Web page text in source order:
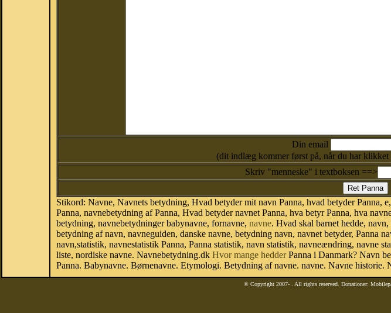
Din email
(dit indlæg kommer først på, når du har
Skriv "menneske" i textboksen ==>
Stikord: Navne, Navnets betydning, Hvad betyder mit navn Panna, hvad betyder Panna,
Panna, navnebetydning af Panna, Hvad betyder navnet Panna, hva betyr Panna, hva
betydning, navnebetydninger babynavne, fornavne, navne. Hvad skal barnet hedde,
betydning af navn, navneguiden, danske navne, betydning navn, navnet betyder, Panna
navn,statistik, navnestatistik Panna, Panna statistik, navn statistik, navneændring, navne
liste, nordiske navne. Navnebetydning.dk Hvor mange hedderPanna i Danmark? Navn
Panna. Babynavne. Børnenavne. Etymologi. Betydning af navne. navne. Navne historie.
© Copyright 2007- . All rights reserved. Donationer: